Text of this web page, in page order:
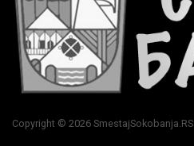
Copyright © 2026 SmestajSokobanja.RS